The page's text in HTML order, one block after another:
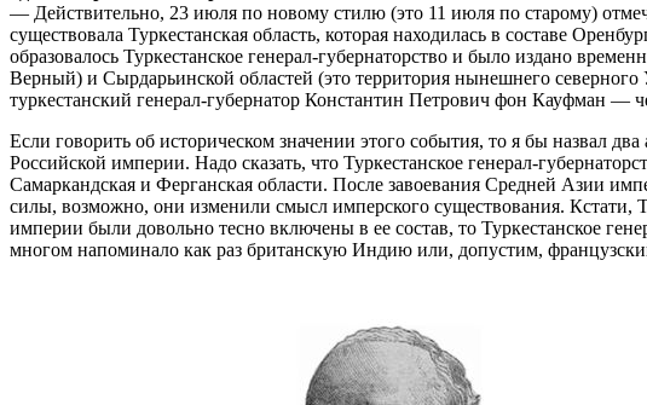
— Действительно, 23 июля по новому стилю (это 11 июля по старому)
существовала Туркестанская область, которая находилась в составе
образовалось Туркестанское генерал-губернаторство и было издано
Верный) и Сырдарьинской областей (это территория нынешнего
туркестанский генерал-губернатор Константин Петрович фон Кауфман
Если говорить об историческом значении этого события, то я бы назвал
Российской империи. Надо сказать, что Туркестанское генерал-
Самаркандская и Ферганская области. После завоевания Средней Азии
силы, возможно, они изменили смысл имперского существования. Кстати,
империи были довольно тесно включены в ее состав, то Туркестанское
многом напоминало как раз британскую Индию или, допустим,